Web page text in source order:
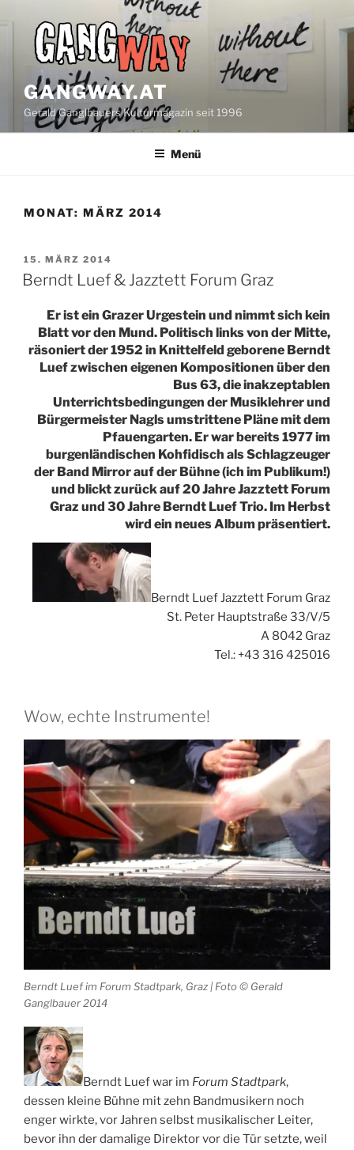
springen
GANGWAY.AT
Gerald Ganglbauers Kulturmagazin seit 1996
Menü
MONAT: MÄRZ 2014
VERÖFFENTLICHT
AM
15. MÄRZ 2014
Berndt Luef & Jazztett Forum Graz
Er ist ein Grazer Urgestein und nimmt sich kein
Blatt vor den Mund. Politisch links von der Mitte,
räsoniert der 1952 in Knittelfeld geborene Berndt
Luef zwischen eigenen Kompositionen über den
Bus 63, die inakzeptablen
Unterrichtsbedingungen der Musiklehrer und
Bürgermeister Nagls umstrittene Pläne mit dem
Pfauengarten. Er war bereits 1977 im
burgenländischen Kohfidisch als Schlagzeuger
der Band Mirror auf der Bühne (ich im Publikum!)
und blickt zurück auf 20 Jahre Jazztett Forum
Graz und 30 Jahre Berndt Luef Trio. Im Herbst
wird ein neues Album präsentiert.
Berndt Luef Jazztett Forum Graz
St. Peter Hauptstraße 33/V/5
A 8042 Graz
Tel.: +43 316 425016
Wow, echte Instrumente!
Berndt Luef im Forum Stadtpark, Graz | Foto © Gerald
Ganglbauer 2014
Berndt Luef war im Forum Stadtpark,
dessen kleine Bühne mit zehn Bandmusikern noch
enger wirkte, vor Jahren selbst musikalischer Leiter,
bevor ihn der damalige Direktor vor die Tür setzte, weil